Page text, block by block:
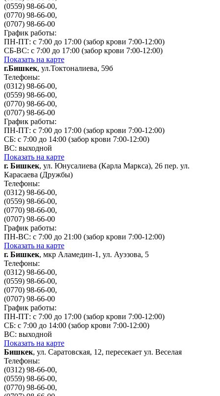
(0559) 98-66-00,
(0770) 98-66-00,
(0707) 98-66-00
График работы:
ПН-ПТ: с 7:00 до 17:00 (забор крови 7:00-12:00)
СБ-ВС: с 7:00 до 17:00 (забор крови 7:00-12:00)
Показать на карте
г.Бишкек, ул.Токтоналиева, 59б
Телефоны:
(0312) 98-66-00,
(0559) 98-66-00,
(0770) 98-66-00,
(0707) 98-66-00
График работы:
ПН-ПТ: с 7:00 до 17:00 (забор крови 7:00-12:00)
СБ: с 7:00 до 14:00 (забор крови 7:00-12:00)
ВС: выходной
Показать на карте
г. Бишкек, ул. Юнусалиева (Карла Маркса), 26 пер. ул.
Карасаева (Дружбы)
Телефоны:
(0312) 98-66-00,
(0559) 98-66-00,
(0770) 98-66-00,
(0707) 98-66-00
График работы:
ПН-ВС: с 7:00 до 21:00 (забор крови 7:00-12:00)
Показать на карте
г. Бишкек, мкр Аламедин-1, ул. Ауэзова, 5
Телефоны:
(0312) 98-66-00,
(0559) 98-66-00,
(0770) 98-66-00,
(0707) 98-66-00
График работы:
ПН-ПТ: с 7:00 до 17:00 (забор крови 7:00-12:00)
СБ: с 7:00 до 14:00 (забор крови 7:00-12:00)
ВС: выходной
Показать на карте
Бишкек, ул. Саратовская, 12, пересекает ул. Веселая
Телефоны:
(0312) 98-66-00,
(0559) 98-66-00,
(0770) 98-66-00,